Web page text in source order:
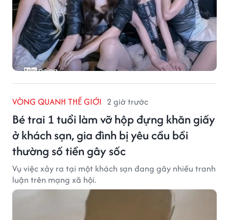
VÒNG QUANH THẾ GIỚI 2 giờ trước
Bé trai 1 tuổi làm vỡ hộp đựng khăn giấy
ở khách sạn, gia đình bị yêu cầu bồi
thường số tiền gây sốc
Vụ việc xảy ra tại một khách sạn đang gây nhiều tranh
luận trên mạng xã hội.